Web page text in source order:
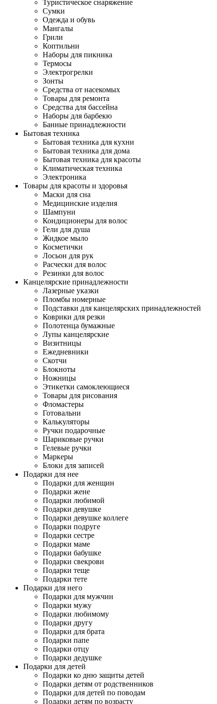
Туристическое снаряжение
Сумки
Одежда и обувь
Мангалы
Грили
Коптильни
Наборы для пикника
Термосы
Электрогрелки
Зонты
Средства от насекомых
Товары для ремонта
Средства для бассейна
Наборы для барбекю
Банные принадлежности
Бытовая техника
Бытовая техника для кухни
Бытовая техника для дома
Бытовая техника для красоты
Климатическая техника
Электроника
Товары для красоты и здоровья
Маски для сна
Медицинские изделия
Шампуни
Кондиционеры для волос
Гели для душа
Жидкое мыло
Косметички
Лосьон для рук
Расчески для волос
Резинки для волос
Канцелярские принадлежности
Лазерные указки
Пломбы номерные
Подставки для канцелярских принадлежностей
Коврики для резки
Полотенца бумажные
Лупы канцелярские
Визитницы
Ежедневники
Скотчи
Блокноты
Ножницы
Этикетки самоклеющиеся
Товары для рисования
Фломастеры
Готовальни
Калькуляторы
Ручки подарочные
Шариковые ручки
Гелевые ручки
Маркеры
Блоки для записей
Подарки для нее
Подарки для женщин
Подарки жене
Подарки любимой
Подарки девушке
Подарки девушке коллеге
Подарки подруге
Подарки сестре
Подарки маме
Подарки бабушке
Подарки свекрови
Подарки теще
Подарки тете
Подарки для него
Подарки для мужчин
Подарки мужу
Подарки любимому
Подарки другу
Подарки для брата
Подарки папе
Подарки отцу
Подарки дедушке
Подарки для детей
Подарки ко дню защиты детей
Подарки детям от родственников
Подарки для детей по поводам
Подарки детям по возрасту